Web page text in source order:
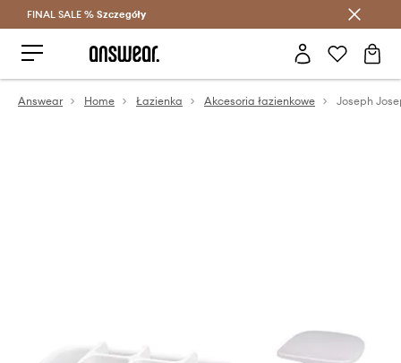
Oszczędzaj z Answear Club >
FINAL SALE % Szczegóły
Answear Home Łazienka Akcesoria łazienkowe